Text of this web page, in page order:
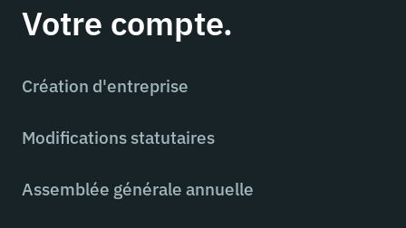
Votre compte.
Création d'entreprise
Modifications statutaires
Assemblée générale annuelle